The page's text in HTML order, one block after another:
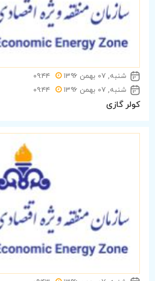
شنبه, ۰۷ بهمن ۱۳۹۶
۰۹:۴۴
شنبه, ۰۷ بهمن ۱۳۹۶
۰۹:۴۴
کولر گازی